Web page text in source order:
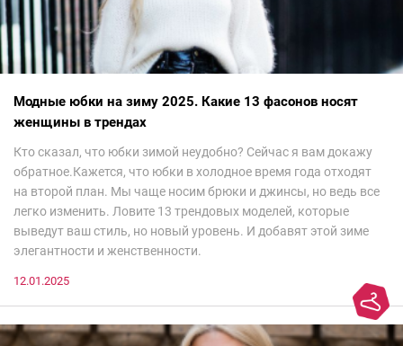
Модные юбки на зиму 2025. Какие 13 фасонов носят
женщины в трендах
Кто сказал, что юбки зимой неудобно? Сейчас я вам докажу
обратное.Кажется, что юбки в холодное время года отходят
на второй план. Мы чаще носим брюки и джинсы, но ведь все
легко изменить. Ловите 13 трендовых моделей, которые
выведут ваш стиль, но новый уровень. И добавят этой зиме
элегантности и женственности.
12.01.2025